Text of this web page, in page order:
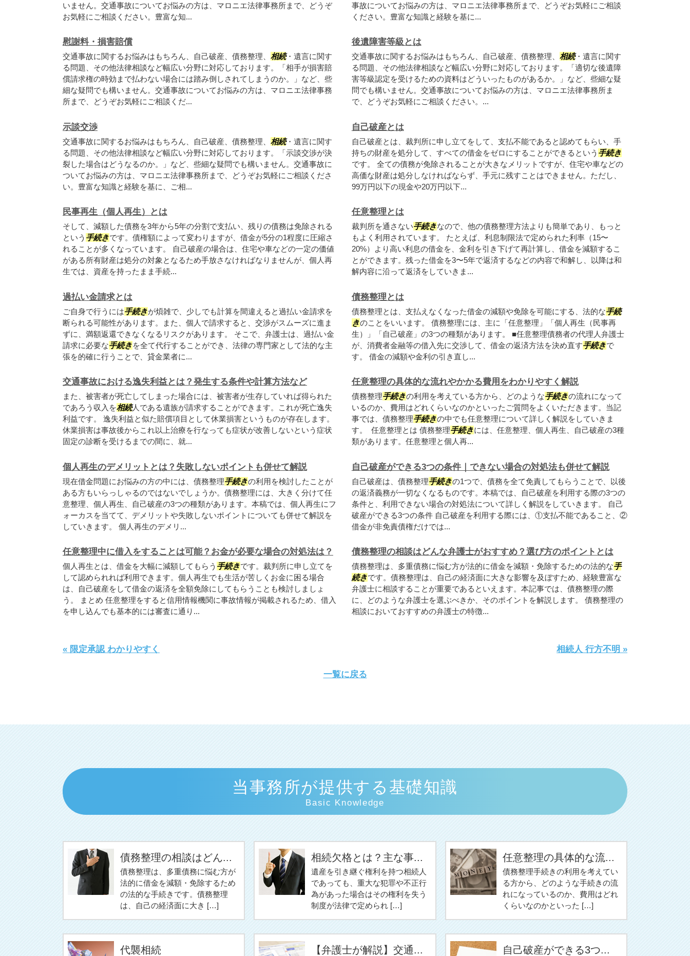
いません。交通事故についてお悩みの方は、マロニエ法律事務所まで、どうぞ
お気軽にご相談ください。豊富な知...
事故についてお悩みの方は、マロニエ法律事務所まで、どうぞお気軽にご相談
ください。豊富な知識と経験を基に...
慰謝料・損害賠償
交通事故に関するお悩みはもちろん、自己破産、債務整理、 相続・遺言に関す
る問題、その他法律相談など幅広い分野に対応しております。「相手が損害賠
償請求権の時効まで払わない場合には踏み倒しされてしまうのか。」など、些
細な疑問でも構いません。交通事故についてお悩みの方は、マロニエ法律事務
所まで、どうぞお気軽にご相談くだ...
後遺障害等級とは
交通事故に関するお悩みはもちろん、自己破産、債務整理、 相続・遺言に関す
る問題、その他法律相談など幅広い分野に対応しております。「適切な後遺障
害等級認定を受けるための資料はどういったものがあるか。」など、些細な疑
問でも構いません。交通事故についてお悩みの方は、マロニエ法律事務所ま
で、どうぞお気軽にご相談ください。...
示談交渉
交通事故に関するお悩みはもちろん、自己破産、債務整理、 相続・遺言に関す
る問題、その他法律相談など幅広い分野に対応しております。「示談交渉が決
裂した場合はどうなるのか。」など、些細な疑問でも構いません。交通事故に
ついてお悩みの方は、マロニエ法律事務所まで、どうぞお気軽にご相談くださ
い。豊富な知識と経験を基に、ご相...
自己破産とは
自己破産とは、裁判所に申し立てをして、支払不能であると認めてもらい、手
持ちの財産を処分して、すべての借金をゼロにすることができるという 手続き
です。 全ての債務が免除されることが大きなメリットですが、住宅や車などの
高価な財産は処分しなければならず、手元に残すことはできません。ただし、
99万円以下の現金や20万円以下...
民事再生（個人再生）とは
そして、減額した債務を3年から5年の分割で支払い、残りの債務は免除される
という 手続きです。債権額によって変わりますが、借金が5分の1程度に圧縮さ
れることが多くなっています。 自己破産の場合は、住宅や車などの一定の価値
がある所有財産は処分の対象となるため手放さなければなりませんが、個人再
生では、資産を持ったまま手続...
任意整理とは
裁判所を通さない手続きなので、他の債務整理方法よりも簡単であり、もっと
もよく利用されています。 たとえば、利息制限法で定められた利率（15〜
20%）より高い利息の借金を、金利を引き下げて再計算し、借金を減額するこ
とができます。残った借金を3〜5年で返済するなどの内容で和解し、以降は和
解内容に沿って返済をしていきま...
過払い金請求とは
ご自身で行うには手続きが煩雑で、少しでも計算を間違えると過払い金請求を
断られる可能性があります。また、個人で請求すると、交渉がスムーズに進ま
ずに、満額返還できなくなるリスクがあります。 そこで、弁護士は、過払い金
請求に必要な手続きを全て代行することができ、法律の専門家として法的な主
張を的確に行うことで、貸金業者に...
債務整理とは
債務整理とは、支払えなくなった借金の減額や免除を可能にする、法的な手続
きのことをいいます。 債務整理には、主に「任意整理」「個人再生（民事再
生）」「自己破産」の3つの種類があります。 ■任意整理債務者の代理人弁護士
が、消費者金融等の借入先に交渉して、借金の返済方法を決め直す手続きで
す。 借金の減額や金利の引き直し...
交通事故における逸失利益とは？発生する条件や計算方法など
また、被害者が死亡してしまった場合には、被害者が生存していれば得られた
であろう収入を相続人である遺族が請求することができます。これが死亡逸失
利益です。 逸失利益と似た賠償項目として休業損害というものが存在します。
休業損害は事故後からこれ以上治療を行なっても症状が改善しないという症状
固定の診断を受けるまでの間に、就...
任意整理の具体的な流れやかかる費用をわかりやすく解説
債務整理手続きの利用を考えている方から、どのような手続きの流れになって
いるのか、費用はどれくらいなのかといったご質問をよくいただきます。当記
事では、債務整理手続きの中でも任意整理について詳しく解説をしていきま
す。 任意整理とは 債務整理手続きには、任意整理、個人再生、自己破産の3種
類があります。任意整理と個人再...
個人再生のデメリットとは？失敗しないポイントも併せて解説
現在借金問題にお悩みの方の中には、債務整理手続きの利用を検討したことが
ある方もいらっしゃるのではないでしょうか。債務整理には、大きく分けて任
意整理、個人再生、自己破産の3つの種類があります。本稿では、個人再生にフ
ォーカスを当てて、デメリットや失敗しないポイントについても併せて解説を
していきます。 個人再生のデメリ...
自己破産ができる3つの条件｜できない場合の対処法も併せて解説
自己破産は、債務整理手続きの1つで、債務を全て免責してもらうことで、以後
の返済義務が一切なくなるものです。本稿では、自己破産を利用する際の3つの
条件と、利用できない場合の対処法について詳しく解説をしていきます。 自己
破産ができる3つの条件 自己破産を利用する際には、①支払不能であること、②
借金が非免責債権だけでは...
任意整理中に借入をすることは可能？お金が必要な場合の対処法は？
個人再生とは、借金を大幅に減額してもらう 手続きです。裁判所に申し立てを
して認められれば利用できます。個人再生でも生活が苦しくお金に困る場合
は、自己破産をして借金の返済を全額免除にしてもらうことも検討しましょ
う。 まとめ 任意整理をすると信用情報機関に事故情報が掲載されるため、借入
を申し込んでも基本的には審査に通り...
債務整理の相談はどんな弁護士がおすすめ？選び方のポイントとは
債務整理は、多重債務に悩む方が法的に借金を減額・免除するための法的な手
続きです。債務整理は、自己の経済面に大きな影響を及ぼすため、経験豊富な
弁護士に相談することが重要であるといえます。本記事では、債務整理の際
に、どのような弁護士を選ぶべきか、そのポイントを解説します。 債務整理の
相談においておすすめの弁護士の特徴...
« 限定承認 わかりやすく 相続人 行方不明 »
一覧に戻る
当事務所が提供する基礎知識
Basic Knowledge
債務整理の相談はどん...
債務整理は、多重債務に悩む方が
法的に借金を減額・免除するため
の法的な手続きです。債務整理
は、自己の経済面に大き […]
相続欠格とは？主な事...
遺産を引き継ぐ権利を持つ相続人
であっても、重大な犯罪や不正行
為があった場合はその権利を失う
制度が法律で定められ […]
任意整理の具体的な流...
債務整理手続きの利用を考えてい
る方から、どのような手続きの流
れになっているのか、費用はどれ
くらいなのかといった […]
代襲相続 【弁護士が解説】交通... 自己破産ができる3つ...